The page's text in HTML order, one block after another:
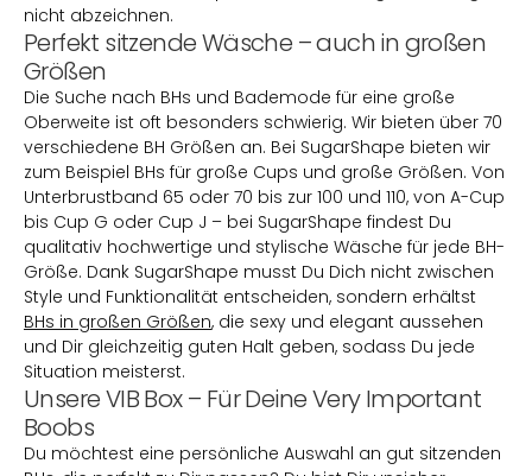
nicht abzeichnen.
Perfekt sitzende Wäsche – auch in großen
Größen
Die Suche nach BHs und Bademode für eine große
Oberweite ist oft besonders schwierig. Wir bieten über 70
verschiedene BH Größen an. Bei SugarShape bieten wir
zum Beispiel BHs für große Cups und große Größen. Von
Unterbrustband 65 oder 70 bis zur 100 und 110, von A-Cup
bis Cup G oder Cup J – bei SugarShape findest Du
qualitativ hochwertige und stylische Wäsche für jede BH-
Größe. Dank SugarShape musst Du Dich nicht zwischen
Style und Funktionalität entscheiden, sondern erhältst
BHs in großen Größen, die sexy und elegant aussehen
und Dir gleichzeitig guten Halt geben, sodass Du jede
Situation meisterst.
Unsere VIB Box – Für Deine Very Important
Boobs
Du möchtest eine persönliche Auswahl an gut sitzenden